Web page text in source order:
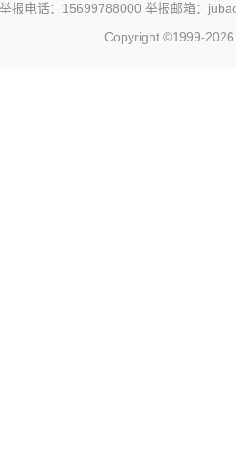
报电话：15699788000 举报邮箱：
Copyright ©1999-